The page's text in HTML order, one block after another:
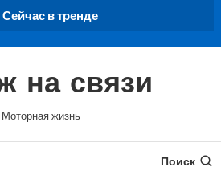
Сейчас в тренде
на связи
Моторная жизнь
Поиск